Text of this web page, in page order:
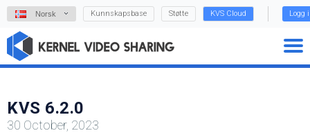
Norsk Kunnskapsbase Støtte KVS Cloud Logg
KVS 6.2.0
30 October, 2023